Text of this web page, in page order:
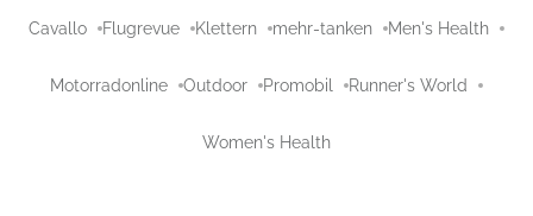
Cavallo Flugrevue Klettern mehr-tanken Men's Health
Motorradonline Outdoor Promobil Runner's World
Women's Health